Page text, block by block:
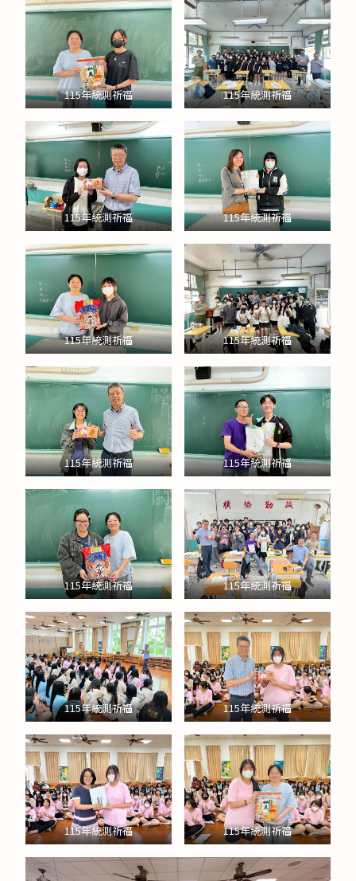
115年統測祈福 115年統測祈福
115年統測祈福 115年統測祈福
115年統測祈福 115年統測祈福
115年統測祈福 115年統測祈福
115年統測祈福 115年統測祈福
115年統測祈福 115年統測祈福
115年統測祈福 115年統測祈福